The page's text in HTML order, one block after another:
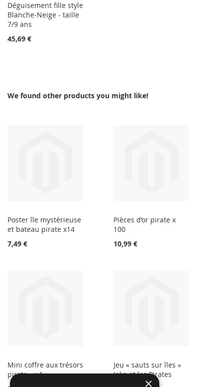
Déguisement fille style
Blanche-Neige - taille
7/9 ans
45,69 €
We found other products you might like!
Poster île mystérieuse
et bateau pirate x14
7,49 €
Pièces d’or pirate x
100
10,99 €
Mini coffre aux trésors
pirate – x4
Jeu « sauts sur îles »
Jake et les Pirates
×